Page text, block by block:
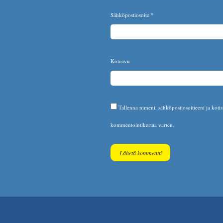
Sähköpostiosoite *
Kotisivu
Tallenna nimeni, sähköpostiosoitteeni ja
kommentointikertaa varten.